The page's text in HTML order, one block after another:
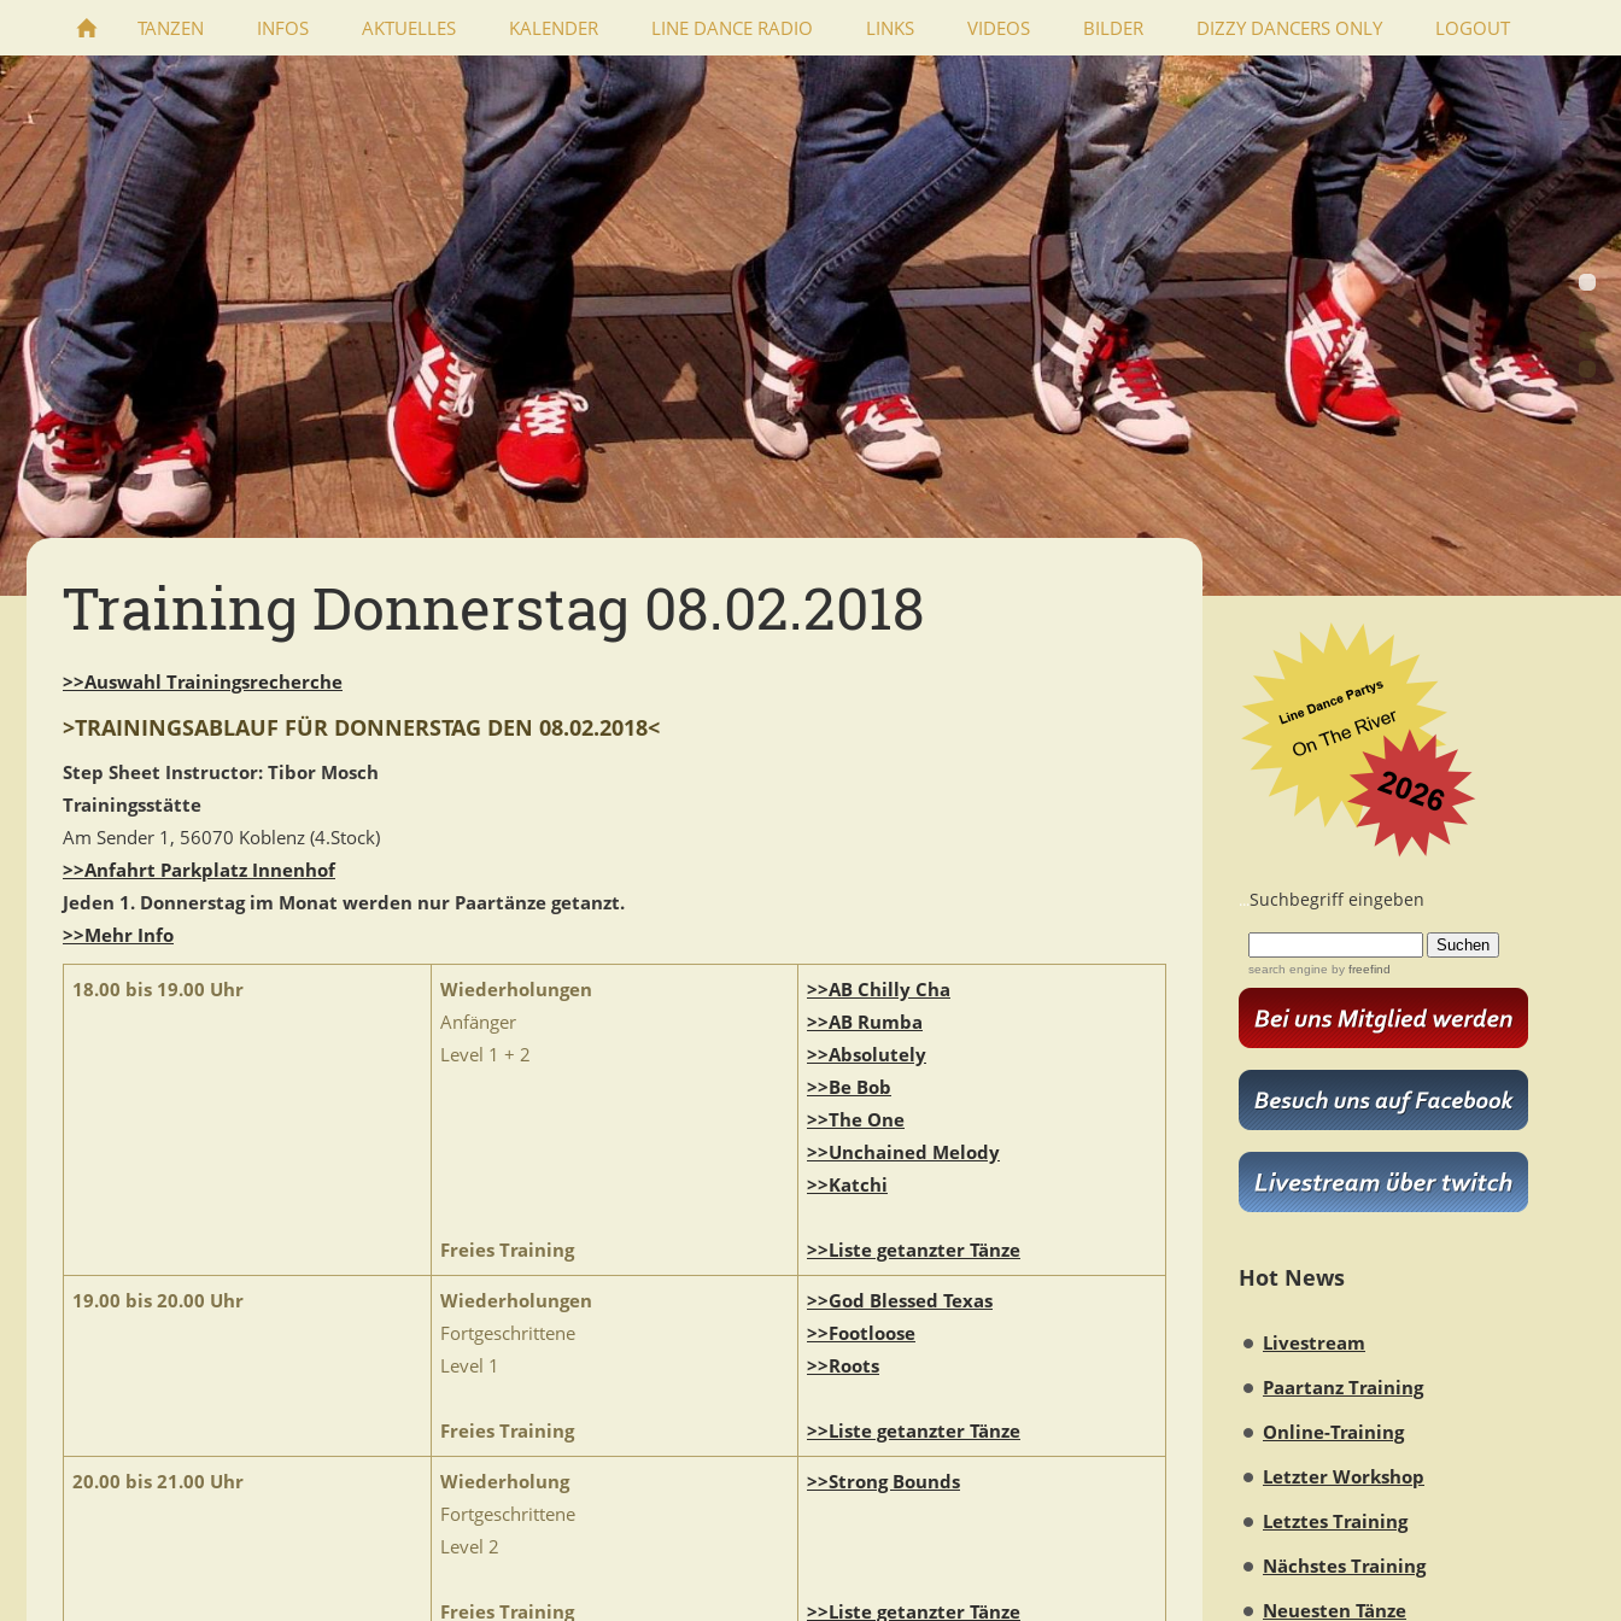
TANZEN INFOS AKTUELLES KALENDER LINE DANCE RADIO LINKS VIDEOS BILDER DIZZY DANCERS ONLY LOGOUT
Training Donnerstag 08.02.2018
>>Auswahl Trainingsrecherche
>TRAININGSABLAUF FÜR DONNERSTAG DEN 08.02.2018<
Step Sheet Instructor: Tibor Mosch
Trainingsstätte
Am Sender 1, 56070 Koblenz (4.Stock)
>>Anfahrt Parkplatz Innenhof
Jeden 1. Donnerstag im Monat werden nur Paartänze getanzt.
>>Mehr Info
18.00 bis 19.00 Uhr
Wiederholungen
Anfänger
Level 1 + 2
Freies Training
>>AB Chilly Cha
>>AB Rumba
>>Absolutely
>>Be Bob
>>The One
>>Unchained Melody
>>Katchi
>>Liste getanzter Tänze
19.00 bis 20.00 Uhr
Wiederholungen
Fortgeschrittene
Level 1
Freies Training
>>God Blessed Texas
>>Footloose
>>Roots
>>Liste getanzter Tänze
20.00 bis 21.00 Uhr
Wiederholung
Fortgeschrittene
Level 2
Freies Training
>>Strong Bounds
>>Liste getanzter Tänze
...Suchbegriff eingeben
search engine by freefind
Hot News
Livestream
Paartanz Training
Online-Training
Letzter Workshop
Letztes Training
Nächstes Training
Neuesten Tänze